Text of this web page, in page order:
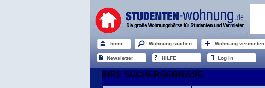
home Wohnung suchen Wohnung vermieten
Newsletter HILFE Log In
IHRE SUCHERGEBNISSE